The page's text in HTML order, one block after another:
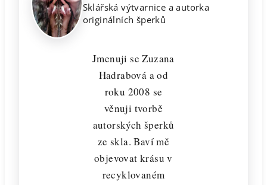
Sklářská výtvarnice a autorka
originálních šperků
Jmenuji se Zuzana
Hadrabová a od
roku 2008 se
věnuji tvorbě
autorských šperků
ze skla. Baví mě
objevovat krásu v
recyklovaném